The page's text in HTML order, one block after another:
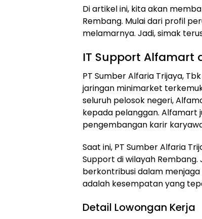
Di artikel ini, kita akan
Rembang. Mulai dari profil
melamarnya. Jadi, simak
IT Support Alfamart
PT Sumber Alfaria Trijaya,
jaringan minimarket
seluruh pelosok negeri,
kepada pelanggan. Alfamart
pengembangan karir
Saat ini, PT Sumber Alfaria
Support di wilayah Rembang.
berkontribusi dalam
adalah kesempatan yang
Detail Lowongan Kerja